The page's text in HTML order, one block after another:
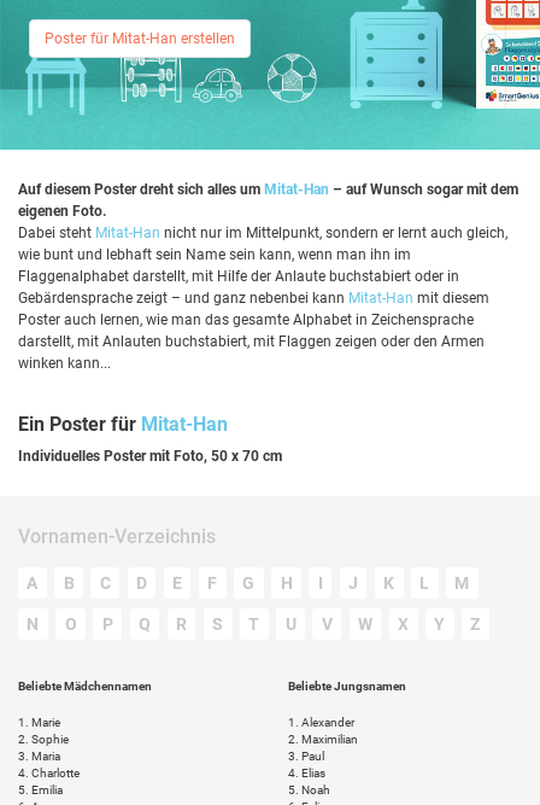
Poster für Mitat-Han erstellen
Auf diesem Poster dreht sich alles um Mitat-Han – auf Wunsch sogar mit dem
eigenen Foto.
Dabei steht Mitat-Han nicht nur im Mittelpunkt, sondern er lernt auch gleich,
wie bunt und lebhaft sein Name sein kann, wenn man ihn im
Flaggenalphabet darstellt, mit Hilfe der Anlaute buchstabiert oder in
Gebärdensprache zeigt – und ganz nebenbei kann Mitat-Han mit diesem
Poster auch lernen, wie man das gesamte Alphabet in Zeichensprache
darstellt, mit Anlauten buchstabiert, mit Flaggen zeigen oder den Armen
winken kann...
Ein Poster für Mitat-Han
Individuelles Poster mit Foto, 50 x 70 cm
Vornamen-Verzeichnis
A B C D E F G H I J K L M
N O P Q R S T U V W X Y Z
Beliebte Mädchennamen
1. Marie
2. Sophie
3. Maria
4. Charlotte
5. Emilia
Beliebte Jungsnamen
1. Alexander
2. Maximilian
3. Paul
4. Elias
5. Noah